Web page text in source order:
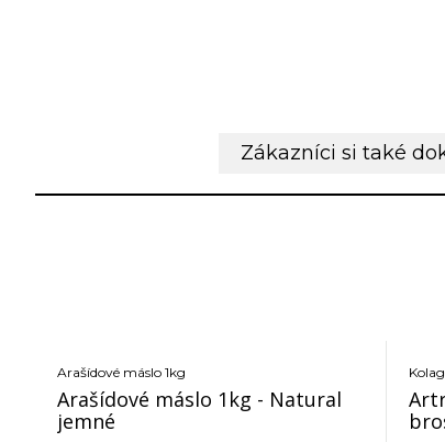
Zákazníci si také
Arašídové máslo 1kg
Arašídové máslo 1kg - Natural
jemné